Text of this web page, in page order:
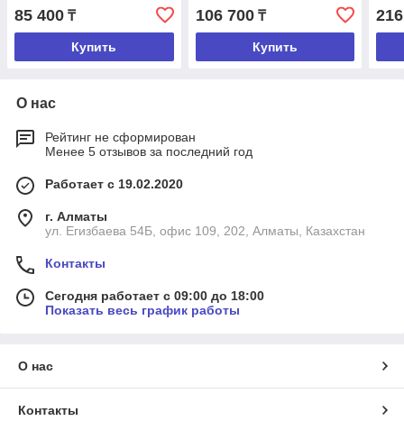
85 400 ₸
Купить
106 700₸
Купить
О нас
Рейтинг не сформирован
Менее 5 отзывов за последний год
Работает с 19.02.2020
г. Алматы
ул. Егизбаева 54Б, офис 109, 202, Алматы, Казахстан
Контакты
Сегодня работает с 09:00 до 18:00
Показать весь график работы
О нас
Контакты